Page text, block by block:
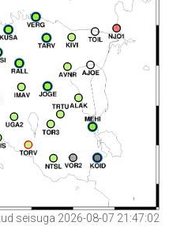
seisuga 2026-08-07 21:47:02